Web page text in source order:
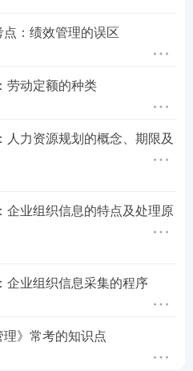
点：绩效管理的误区
劳动定额的种类
人力资源规划的概念、期限及
企业组织信息的特点及处理原
企业组织信息采集的程序
理》常考的知识点